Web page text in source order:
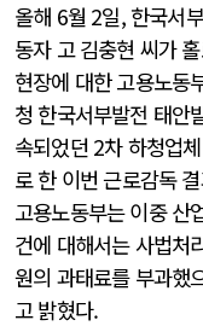
올해 6월 2일, 한국서
동자 고 김충현 씨가
현장에 대한 고용노동
청 한국서부발전 태안
속되었던 2차 하청업
로 한 이번 근로감독
고용노동부는 이중 산
건에 대해서는 사법처
원의 과태료를 부과했
고 밝혔다.